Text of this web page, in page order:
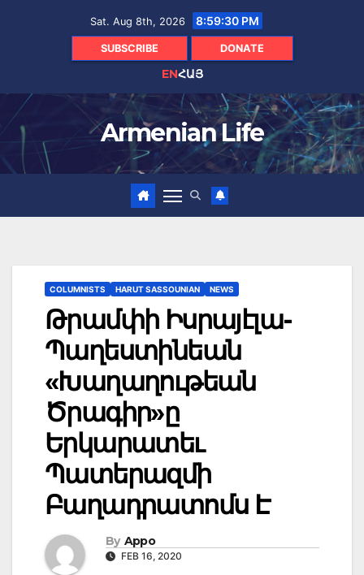
Sat. Aug 8th, 2026 8:59:31 PM
SUBSCRIBE DONATE
ENՀԱՅ
Armenian Life
COLUMNISTS HARUT SASSOUNIAN NEWS
Թրամփի Իսրայէլա-
Պաղեստինեան
«Խաղաղութեան
Ծրագիր»ը
Երկարատեւ
Պատերազմի
Բաղադրատոմս Է
By Appo
FEB 16, 2020